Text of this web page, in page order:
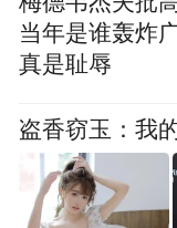
害。很多人的
风？其实一直
离它这么近过
龙
龙卷风是一类
当年是谁轰炸
真是耻辱
盗香窃玉：我